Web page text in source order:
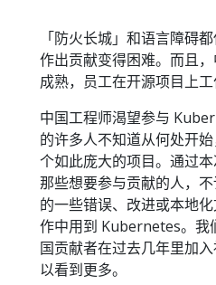
「防火长城」和语言障碍
作出贡献变得困难。而且
成熟，员工在开源项目上工
中国工程师渴望参与
的许多人不知道从何处开
个如此庞大的项目。通过
那些想要参与贡献的人，
的一些错误、改进或本地
作中用到 Kubernetes。我
国贡献者在过去几年里加
以看到更多。